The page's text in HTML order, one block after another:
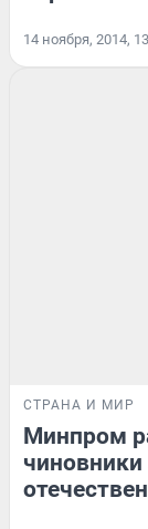
14 ноября, 2014,
СТРАНА И МИР
Минпром
чиновники